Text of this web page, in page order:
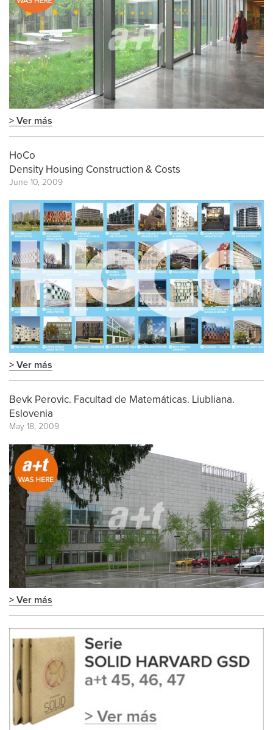
> Ver más
HoCo
Density Housing Construction & Costs
June 10, 2009
> Ver más
Bevk Perovic. Facultad de Matemáticas. Liubliana.
Eslovenia
May 18, 2009
> Ver más